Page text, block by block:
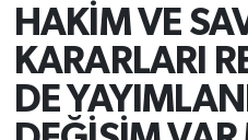
HAKİM VE
KARARLARI
DE
İletişim
Künye
Video Galeri
Akçakoca Trafik
Süper Lig Puan
Tüm Manşetler